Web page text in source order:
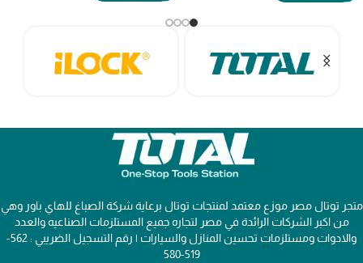
متجر توتال مصر موزع معتمد لمنتجات توتال برعاية شركة الصباغ للهاي باور وهي
من اكبر الشركات الرائدة في مصر لتجاره جميع المستلزمات الصناعيه والعدد
والادوات ومستلزمات تحسين المنازل والسيارات | رقم التسجيل الضريبي : 562-
519-580